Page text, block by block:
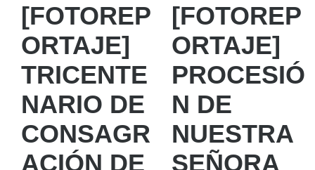
[FOTOREP
ORTAJE]
TRICENTE
NARIO DE
CONSAGR
ACIÓN DE
[FOTOREP
ORTAJE]
PROCESIÓ
N DE
NUESTRA
SEÑORA